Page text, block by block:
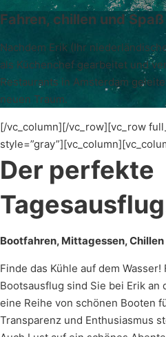
Fahren, chillen und
Nachdem Erik (Ihr
als Küchenchef gearbeitet und
Restaurants in Amsterdam
neuen Traum.
[/vc_column][/vc_row][vc_row
Der perfekte
Bootfahren, Mittagessen, Chillen
Finde das Kühle auf dem
Bootsausflug sind Sie bei Erik
eine Reihe von schönen Booten
Transparenz und Enthusiasmus